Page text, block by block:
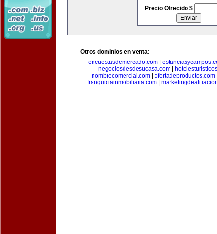
Precio Ofrecido $
Otros dominios en venta:
encuestasdemercado.com
negociosdesdesucasa.com
nombrecomercial.com
ofertadeproductos.com
franquiciainmobiliaria.com